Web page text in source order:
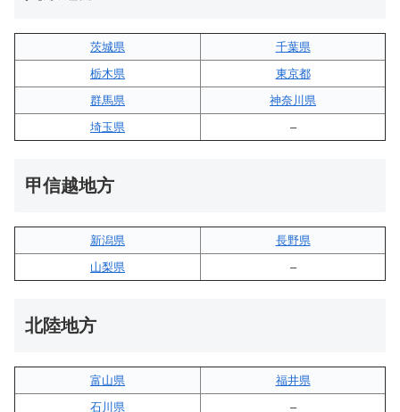
茨城県
千葉県
栃木県
東京都
群馬県
神奈川県
埼玉県
–
甲信越地方
新潟県
長野県
山梨県
–
北陸地方
富山県
福井県
石川県
–